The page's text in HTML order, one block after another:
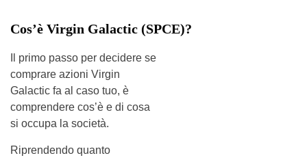
Cos’è Virgin Galactic (SPCE)?
Il primo passo per decidere se
comprare azioni Virgin
Galactic fa al caso tuo, è
comprendere cos’è e di cosa
si occupa la società.
Riprendendo quanto